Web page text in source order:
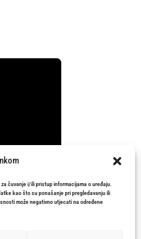
čuvanje i/ili pristup informacijama o uređaju.
kao što su ponašanje pri pregledavanju ili
može negativno utjecati na određene